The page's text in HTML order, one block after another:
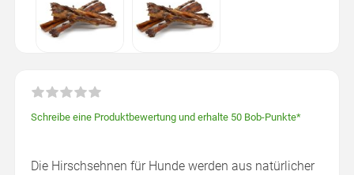
Schreibe eine Produktbewertung und erhalte 50 Bob-Punkte*
Die Hirschsehnen für Hunde werden aus natürlicher